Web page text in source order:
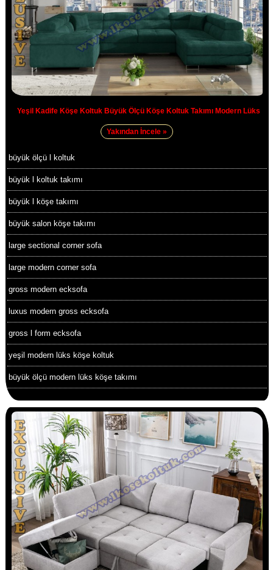
Yeşil Kadife Köşe Koltuk Büyük Ölçü Köşe Koltuk Takımı Modern Lüks
Yakından İncele »
büyük ölçü l koltuk
büyük l koltuk takımı
büyük l köşe takımı
büyük salon köşe takımı
large sectional corner sofa
large modern corner sofa
gross modern ecksofa
luxus modern gross ecksofa
gross l form ecksofa
yeşil modern lüks köşe koltuk
büyük ölçü modern lüks köşe takımı